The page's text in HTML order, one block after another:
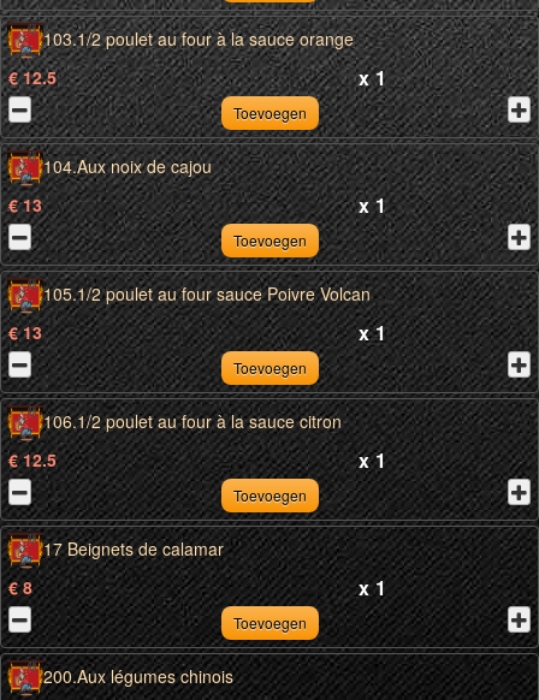
103.1/2 poulet au four à la sauce orange
€ 12.5
x 1
Toevoegen
104.Aux noix de cajou
€ 13
x 1
Toevoegen
105.1/2 poulet au four sauce Poivre Volcan
€ 13
x 1
Toevoegen
106.1/2 poulet au four à la sauce citron
€ 12.5
x 1
Toevoegen
17 Beignets de calamar
€ 8
x 1
Toevoegen
200.Aux légumes chinois